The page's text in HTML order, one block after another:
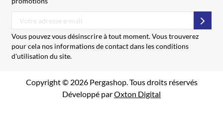
Vous pouvez vous désinscrire à tout moment. Vous trouverez
pour cela nos informations de contact dans les conditions
d'utilisation du site.
Copyright © 2026 Pergashop. Tous droits réservés
Développé parOxton Digital